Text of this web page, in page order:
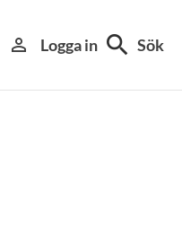
person_outline Logga in search Sök